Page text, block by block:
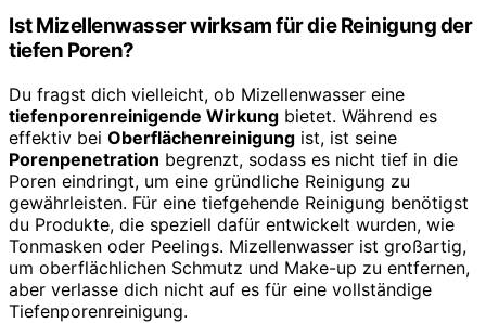
Ist Mizellenwasser wirksam für die Reinigung der
tiefen Poren?
Du fragst dich vielleicht, ob Mizellenwasser eine
tiefenporenreinigende Wirkung bietet. Während es
effektiv bei Oberflächenreinigung ist, ist seine
Porenpenetration begrenzt, sodass es nicht tief in die
Poren eindringt, um eine gründliche Reinigung zu
gewährleisten. Für eine tiefgehende Reinigung benötigst
du Produkte, die speziell dafür entwickelt wurden, wie
Tonmasken oder Peelings. Mizellenwasser ist großartig,
um oberflächlichen Schmutz und Make-up zu entfernen,
aber verlasse dich nicht auf es für eine vollständige
Tiefenporenreinigung.